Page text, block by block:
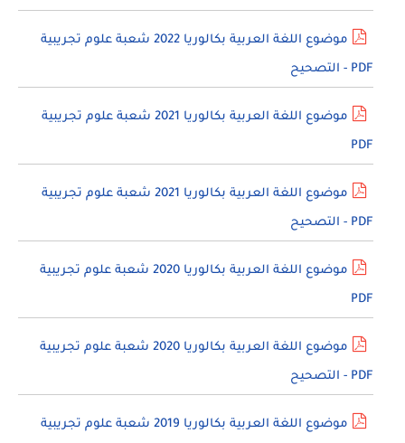
موضوع اللغة العربية بكالوريا 2022 شعبة علوم تجريبية
PDF - التصحيح
موضوع اللغة العربية بكالوريا 2021 شعبة علوم تجريبية
PDF
موضوع اللغة العربية بكالوريا 2021 شعبة علوم تجريبية
PDF - التصحيح
موضوع اللغة العربية بكالوريا 2020 شعبة علوم تجريبية
PDF
موضوع اللغة العربية بكالوريا 2020 شعبة علوم تجريبية
PDF - التصحيح
موضوع اللغة العربية بكالوريا 2019 شعبة علوم تجريبية